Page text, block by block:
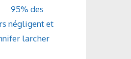
95% des
négligent et
larcher